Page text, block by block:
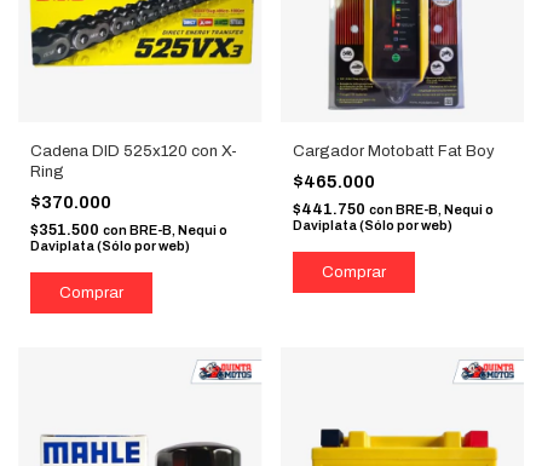
Cadena DID 525x120 con X-
Ring
$370.000
$351.500 con BRE-B, Nequi o
Daviplata (Sólo por web)
Cargador Motobatt Fat Boy
$465.000
$441.750 con BRE-B, Nequi o
Daviplata (Sólo por web)